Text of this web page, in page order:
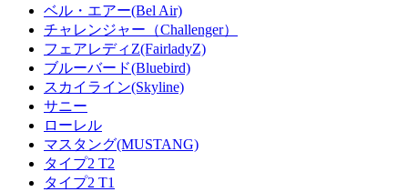
ベル・エアー(Bel Air)
チャレンジャー（Challenger）
フェアレディZ(FairladyZ)
ブルーバード(Bluebird)
スカイライン(Skyline)
サニー
ローレル
マスタング(MUSTANG)
タイプ2 T2
タイプ2 T1